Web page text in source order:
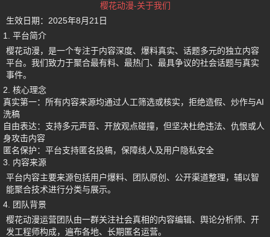
樱花动漫-关于我们
生效日期： 2025年8月21日
1. 平台简介
樱花动漫，是一个专注于内容深度、爆料真实、话题多元的独立内容
平台。我们致力于聚合最有料、最热门、最具争议的社会话题与真实
事件。
2. 核心理念
真实第一：所有内容来源均通过人工筛选或核实，拒绝造假、炒作与AI
洗稿
自由表达：支持多元声音、开放观点碰撞，但坚决杜绝违法、仇恨或人
身攻击内容
匿名保护：平台支持匿名投稿，保障线人及用户隐私安全
3. 内容来源
平台内容主要来源包括用户爆料、团队原创、公开渠道整理，辅以智
能聚合技术进行分类与展示。
4. 团队背景
樱花动漫运营团队由一群关注社会真相的内容编辑、舆论分析师、开
发工程师构成，遍布各地、长期匿名运营。